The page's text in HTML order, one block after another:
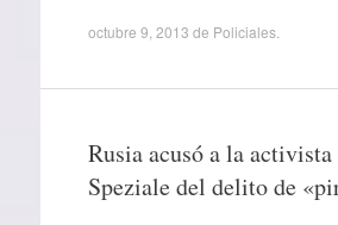
octubre 9, 2013 de Policiales.
Rusia acusó a la
Speziale del delito de